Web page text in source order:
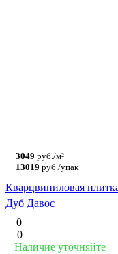
3049 руб./м²
13019 руб./упак
Кварцвиниловая
Дуб Давос
0
0
Наличие уточняйте